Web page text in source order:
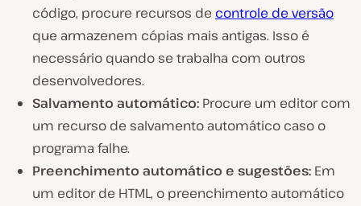
código, procure recursos de controle de versão
que armazenem cópias mais antigas. Isso é
necessário quando se trabalha com outros
desenvolvedores.
Salvamento automático: Procure um editor com
um recurso de salvamento automático caso o
programa falhe.
Preenchimento automático e sugestões: Em
um editor de HTML, o preenchimento automático